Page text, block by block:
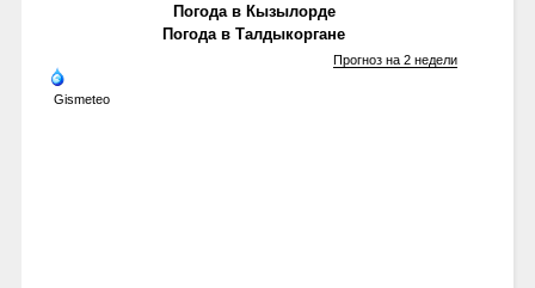
Погода в Кызылорде
Погода в Талдыкоргане
Gismeteo
Прогноз на 2 недели